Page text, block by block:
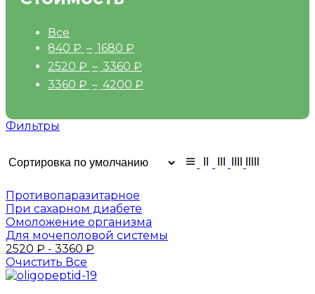
Все
840 ₽ – 1680 ₽
2520 ₽ – 3360 ₽
3360 ₽ – 4200 ₽
Фильтры
Противопаразитарное
При сахарном диабете
Омоложение организма
Для мочеполовой системы
2520 ₽ - 3360 ₽
Очистить Все